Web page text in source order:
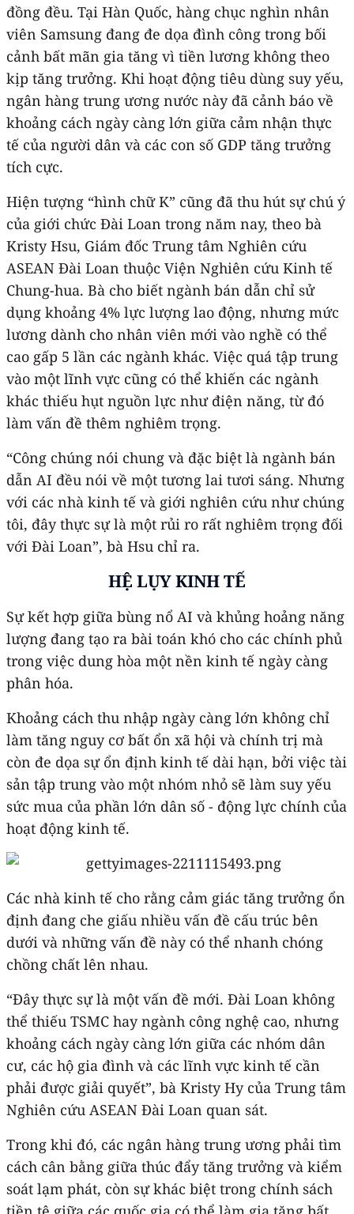
đồng đều. Tại Hàn Quốc, hàng chục nghìn nhân
viên Samsung đang đe dọa đình công trong bối
cảnh bất mãn gia tăng vì tiền lương không theo
kịp tăng trưởng. Khi hoạt động tiêu dùng suy yếu,
ngân hàng trung ương nước này đã cảnh báo về
khoảng cách ngày càng lớn giữa cảm nhận thực
tế của người dân và các con số GDP tăng trưởng
tích cực.
Hiện tượng “hình chữ K” cũng đã thu hút sự chú ý
của giới chức Đài Loan trong năm nay, theo bà
Kristy Hsu, Giám đốc Trung tâm Nghiên cứu
ASEAN Đài Loan thuộc Viện Nghiên cứu Kinh tế
Chung-hua. Bà cho biết ngành bán dẫn chỉ sử
dụng khoảng 4% lực lượng lao động, nhưng mức
lương dành cho nhân viên mới vào nghề có thể
cao gấp 5 lần các ngành khác. Việc quá tập trung
vào một lĩnh vực cũng có thể khiến các ngành
khác thiếu hụt nguồn lực như điện năng, từ đó
làm vấn đề thêm nghiêm trọng.
“Công chúng nói chung và đặc biệt là ngành bán
dẫn AI đều nói về một tương lai tươi sáng. Nhưng
với các nhà kinh tế và giới nghiên cứu như chúng
tôi, đây thực sự là một rủi ro rất nghiêm trọng đối
với Đài Loan”, bà Hsu chỉ ra.
HỆ LỤY KINH TẾ
Sự kết hợp giữa bùng nổ AI và khủng hoảng năng
lượng đang tạo ra bài toán khó cho các chính phủ
trong việc dung hòa một nền kinh tế ngày càng
phân hóa.
Khoảng cách thu nhập ngày càng lớn không chỉ
làm tăng nguy cơ bất ổn xã hội và chính trị mà
còn đe dọa sự ổn định kinh tế dài hạn, bởi việc tài
sản tập trung vào một nhóm nhỏ sẽ làm suy yếu
sức mua của phần lớn dân số - động lực chính của
hoạt động kinh tế.
Các nhà kinh tế cho rằng cảm giác tăng trưởng ổn
định đang che giấu nhiều vấn đề cấu trúc bên
dưới và những vấn đề này có thể nhanh chóng
chồng chất lên nhau.
“Đây thực sự là một vấn đề mới. Đài Loan không
thể thiếu TSMC hay ngành công nghệ cao, nhưng
khoảng cách ngày càng lớn giữa các nhóm dân
cư, các hộ gia đình và các lĩnh vực kinh tế cần
phải được giải quyết”, bà Kristy Hy của Trung tâm
Nghiên cứu ASEAN Đài Loan quan sát.
Trong khi đó, các ngân hàng trung ương phải tìm
cách cân bằng giữa thúc đẩy tăng trưởng và kiểm
soát lạm phát, còn sự khác biệt trong chính sách